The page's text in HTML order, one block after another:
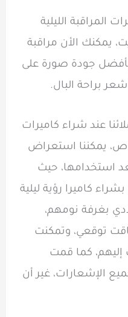
المراقبة الليلية
يمكنك الأن مراقبة
بأفضل جودة صورة على
براحة البال.
عند شراء كاميرات
يمكننا استعراض
استخدامها، حيث
كاميرا رؤية ليلية
بغرفة نومهم،
توقعي، وتمكنت
كما قمت
الإشعارات، غير أن